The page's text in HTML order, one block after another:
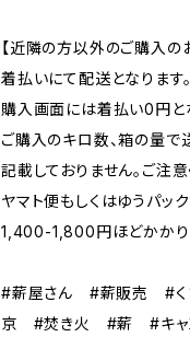
【近隣の方以外のご購入の
着払いにて配送となります。
購入画面には着払い0円と
ご購入のキロ数、箱の量
記載しておりません。ご注意
ヤマト便もしくはゆうパッ
1,400-1,800円ほどかかり
#薪屋さん #薪販売 #く
京 #焚き火 #薪 #キャ